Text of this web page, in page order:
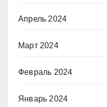
Апрель 2024
Март 2024
Февраль 2024
Январь 2024